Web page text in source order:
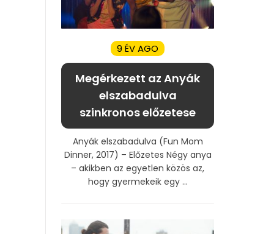
9 ÉV AGO
Megérkezett az Anyák
elszabadulva
szinkronos előzetese
Anyák elszabadulva (Fun Mom
Dinner, 2017) – Előzetes Négy anya
– akikben az egyetlen közös az,
hogy gyermekeik egy ...